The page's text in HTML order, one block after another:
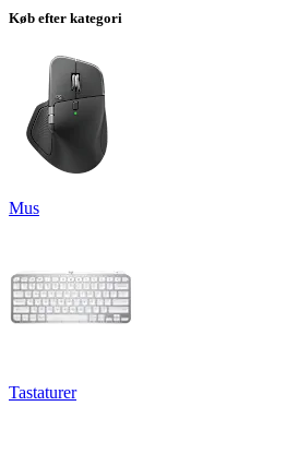
Køb efter kategori
Mus
Tastaturer